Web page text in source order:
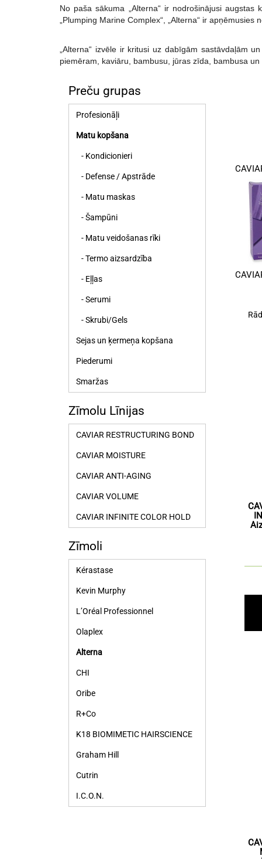
No paša sākuma „Alterna“ ir nodrošinājusi
„Plumping Marine Complex“, „Alterna“ ir
„Alterna“ izvēle ir kritusi uz dabīgām sastāvdaļām
piemēram, kaviāru, bambusu, jūras zīda, bambusa un
Preču grupas
Profesionāļi
Matu kopšana
- Kondicionieri
- Defense / Apstrāde
- Matu maskas
- Šampūni
- Matu veidošanas rīki
- Termo aizsardzība
- Eļļas
- Serumi
- Skrubi/Gels
Sejas un ķermeņa kopšana
Piederumi
Smaržas
Zīmolu Līnijas
CAVIAR RESTRUCTURING BOND
CAVIAR MOISTURE
CAVIAR ANTI-AGING
CAVIAR VOLUME
CAVIAR INFINITE COLOR HOLD
Zīmoli
Kérastase
Kevin Murphy
L’Oréal Professionnel
Olaplex
Alterna
CHI
Oribe
R+Co
K18 BIOMIMETIC HAIRSCIENCE
Graham Hill
Cutrin
I.C.O.N.